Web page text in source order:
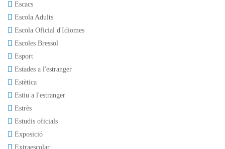
Escacs
Escola Adults
Escola Oficial d'Idiomes
Escoles Bressol
Esport
Estades a l'estranger
Estètica
Estiu a l'estranger
Estrès
Estudis oficials
Exposició
Extraescolar